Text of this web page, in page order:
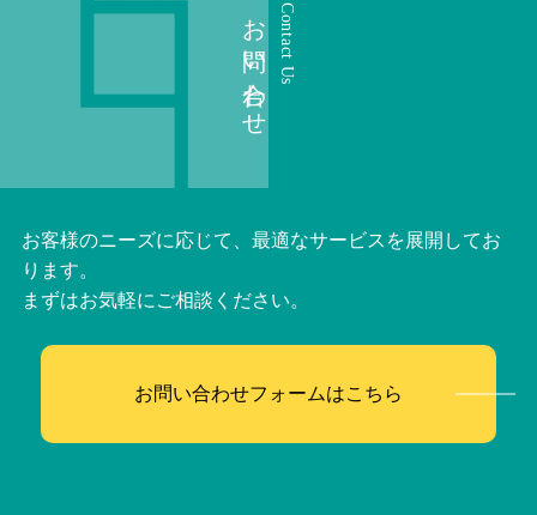
Contact Us
お問い合わせ
お客様のニーズに応じて、最適なサービスを展開してお
ります。
まずはお気軽にご相談ください。
お問い合わせフォームはこちら